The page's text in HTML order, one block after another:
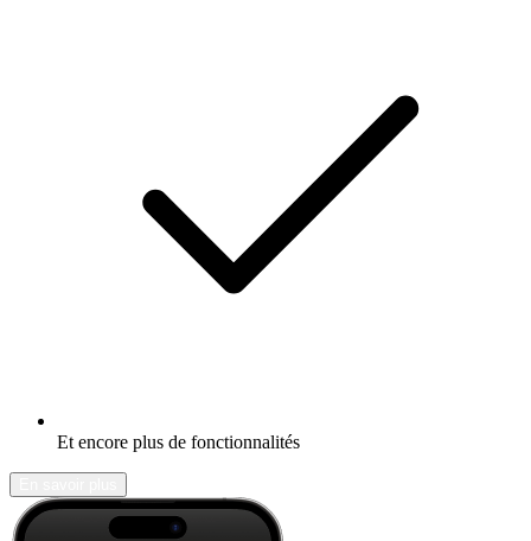
Et encore plus de fonctionnalités